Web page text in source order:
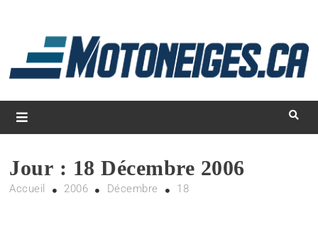
Magazine Motoneiges.ca
Jour : 18 Décembre 2006
Accueil 2006 Décembre 18